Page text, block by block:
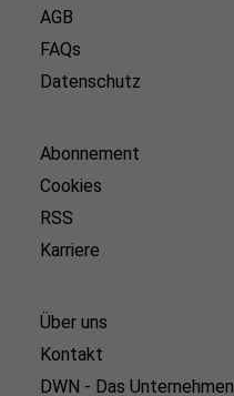
AGB
FAQs
Datenschutz
Abonnement
Cookies
RSS
Karriere
Über uns
Kontakt
DWN - Das Unternehmen